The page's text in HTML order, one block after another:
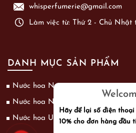
whisperfumerie@gmail.com
Làm việc từ: Thứ 2 - Chủ Nhật
DANH MỤC SẢN PHẨM
Nước hoa Nam
Nước hoa Nữ
Nước hoa Unisex
Hãy để lại số điện
10% cho đơn hàng đầu